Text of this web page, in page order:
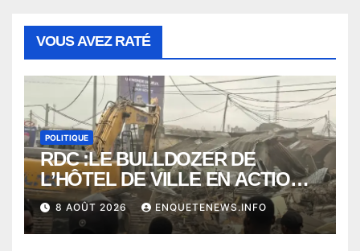
VOUS AVEZ RATÉ
POLITIQUE
RDC :LE BULLDOZER DE
L’HÔTEL DE VILLE EN ACTION
POUR DEGAGER LA VOIE
PUBLIQUE en action DANS LA
COMMUNE DE NGALIEMA
8 AOÛT 2026 ENQUETENEWS.INFO